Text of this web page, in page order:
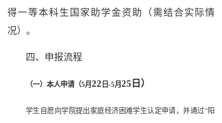
得一等本科生国家助学金资助（需结合实际情
况）。
四、 申报流程
（一）本人申请（5月22 日-5月25 日）
学生自愿向学院提出家庭经济困难学生认定申请，并通过“阳